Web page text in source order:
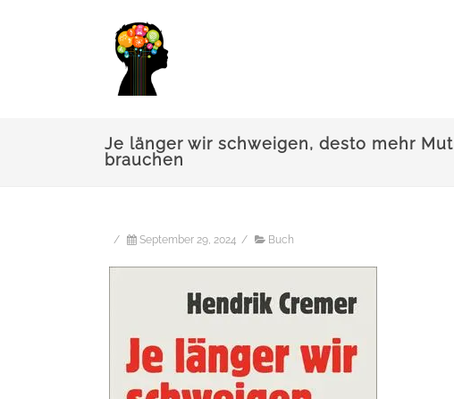
Je länger wir schweigen, desto mehr
brauchen
/ September 29, 2024 / Buch